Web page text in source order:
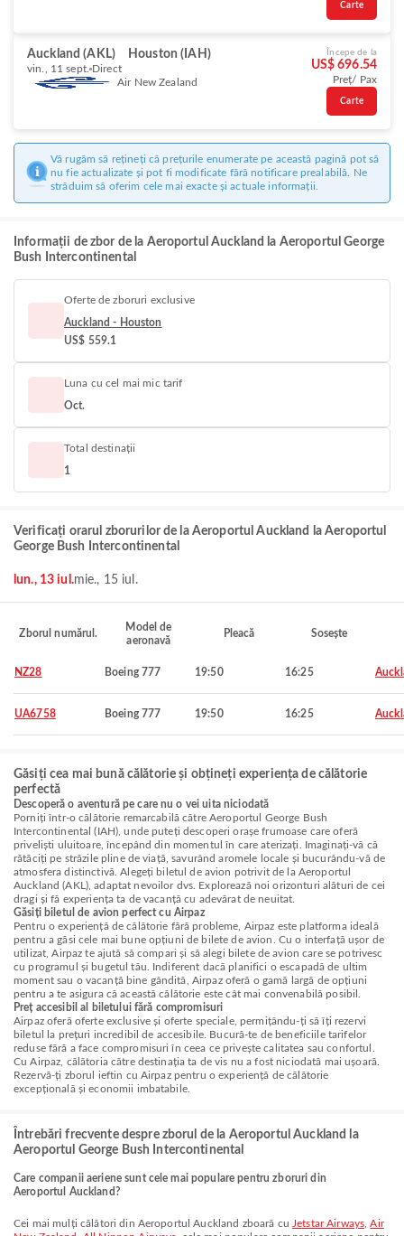
Carte
Auckland (AKL) Houston (IAH)
vin., 11 sept. Direct
Air New Zealand
Începe de la
US$ 696.54
Preț/ Pax
Carte
Vă rugăm să rețineți că prețurile enumerate pe această pagină pot să
nu fie actualizate și pot fi modificate fără notificare prealabilă. Ne
străduim să oferim cele mai exacte și actuale informații.
Informații de zbor de la Aeroportul Auckland la Aeroportul George
Bush Intercontinental
Oferte de zboruri exclusive
Auckland - Houston
US$ 559.1
Luna cu cel mai mic tarif
Oct.
Total destinații
1
Verificați orarul zborurilor de la Aeroportul Auckland la Aeroportul
George Bush Intercontinental
lun., 13 iul.mie., 15 iul.
Zborul numărul.
Model de
aeronavă
Pleacă Sosește
NZ28 Boeing 777 19:50 16:25
UA6758 Boeing 777 19:50 16:25
Găsiți cea mai bună călătorie și obțineți experiența de călătorie
perfectă
Descoperă o aventură pe care nu o vei uita niciodată
Porniți într-o călătorie remarcabilă către Aeroportul George Bush
Intercontinental (IAH), unde puteți descoperi orașe frumoase care oferă
priveliști uluitoare, începând din momentul în care aterizați. Imaginați-vă că
rătăciți pe străzile pline de viață, savurând aromele locale și bucurându-vă de
atmosfera distinctivă. Alegeți biletul de avion potrivit de la Aeroportul
Auckland (AKL), adaptat nevoilor dvs. Explorează noi orizonturi alături de cei
dragi și fă experiența ta de vacanță cu adevărat de neuitat.
Găsiți biletul de avion perfect cu Airpaz
Pentru o experiență de călătorie fără probleme, Airpaz este platforma ideală
pentru a găsi cele mai bune opțiuni de bilete de avion. Cu o interfață ușor de
utilizat, Airpaz te ajută să compari și să alegi bilete de avion care se potrivesc
cu programul și bugetul tău. Indiferent dacă planifici o escapadă de ultim
moment sau o vacanță bine gândită, Airpaz oferă o gamă largă de opțiuni
pentru a te asigura că această călătorie este cât mai convenabilă posibil.
Preț accesibil al biletului fără compromisuri
Airpaz oferă oferte exclusive și oferte speciale, permițându-ți să îți rezervi
biletul la prețuri incredibil de accesibile. Bucură-te de beneficiile tarifelor
reduse fără a face compromisuri în ceea ce privește calitatea sau confortul.
Cu Airpaz, călătoria către destinația ta de vis nu a fost niciodată mai ușoară.
Rezervă-ți zborul ieftin cu Airpaz pentru o experiență de călătorie
excepțională și economii imbatabile.
Întrebări frecvente despre zborul de la Aeroportul Auckland la
Aeroportul George Bush Intercontinental
Care companii aeriene sunt cele mai populare pentru zboruri din
Aeroportul Auckland?
Cei mai mulți călători din Aeroportul Auckland zboară cu Jetstar Airways ,Air